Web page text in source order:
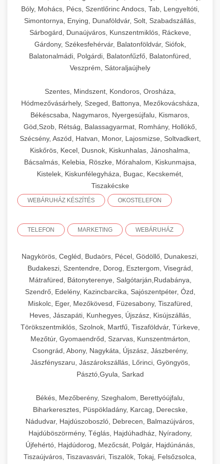
Bóly, Mohács, Pécs, Szentlőrinc Andocs, Tab, Lengyeltóti,
Simontornya, Enying, Dunaföldvár, Solt, Szabadszállás,
Sárbogárd, Dunaújváros, Kunszentmiklós, Ráckeve,
Gárdony, Székesfehérvár, Balatonföldvár, Siófok,
Balatonalmádi, Polgárdi, Balatonfűzfő, Balatonfüred,
Veszprém, Sátoraljaújhely
Szentes, Mindszent, Kondoros, Orosháza,
Hódmezővásárhely, Szeged, Battonya, Mezőkovácsháza,
Békéscsaba, Nagymaros, Nyergesújfalu, Kismaros,
Göd,Szob, Rétság, Balassagyarmat, Romhány, Hollókő,
Szécsény, Aszód, Hatvan, Monor, Lajosmizse, Soltvadkert,
Kiskőrös, Kecel, Dusnok, Kiskunhalas, Jánoshalma,
Bácsalmás, Kelebia, Röszke, Mórahalom, Kiskunmajsa,
Kistelek, Kiskunfélegyháza, Bugac, Kecskemét,
Tiszakécske
WEBÁRUHÁZ KÉSZÍTÉS OKOSTELEFON
TELEFON MARKETING WEBÁRUHÁZ
Nagykörös, Cegléd, Budaörs, Pécel, Gödöllő, Dunakeszi,
Budakeszi, Szentendre, Dorog, Esztergom, Visegrád,
Mátrafüred, Bátonyterenye, Salgótarján,Rudabánya,
Szendrő, Edelény, Kazincbarcika, Sajószentpéter, Ózd,
Miskolc, Eger, Mezőkövesd, Füzesabony, Tiszafüred,
Heves, Jászapáti, Kunhegyes, Újszász, Kisújszállás,
Törökszentmiklós, Szolnok, Martfű, Tiszaföldvár, Túrkeve,
Mezőtúr, Gyomaendrőd, Szarvas, Kunszentmárton,
Csongrád, Abony, Nagykáta, Újszász, Jászberény,
Jászfényszaru, Jászárokszállás, Lőrinci, Gyöngyös,
Pásztó,Gyula, Sarkad
Békés, Mezőberény, Szeghalom, Berettyóújfalu,
Biharkeresztes, Püspökladány, Karcag, Derecske,
Nádudvar, Hajdúszoboszló, Debrecen, Balmazújváros,
Hajdúböszörmény, Téglás, Hajdúhadház, Nyíradony,
Újfehértó, Hajdúdorog, Mezőcsát, Polgár, Hajdúnánás,
Tiszaújváros, Tiszavasvári, Tiszalök, Tokaj, Felsőzsolca,